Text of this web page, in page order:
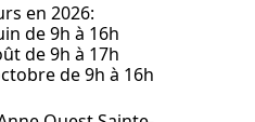
en 2026:
de 9h à 16h
de 9h à 17h
de 9h à 16h